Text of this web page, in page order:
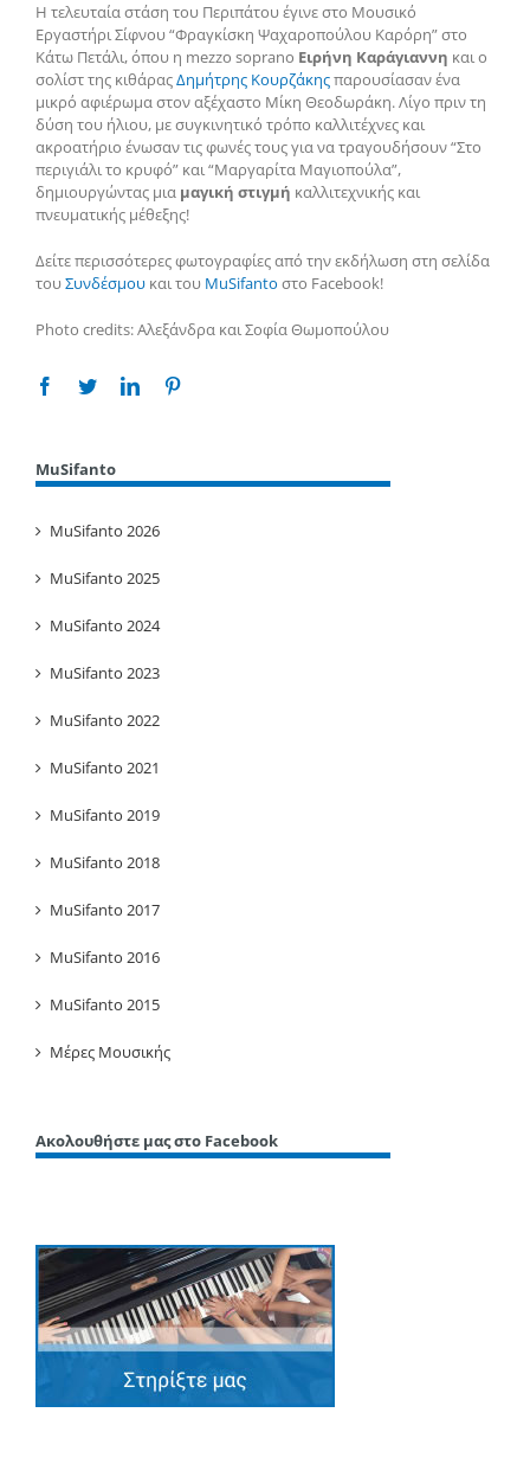
Η τελευταία στάση του Περιπάτου έγινε στο Μουσικό
Εργαστήρι Σίφνου “Φραγκίσκη Ψαχαροπούλου Καρόρη” στο
Κάτω Πετάλι, όπου η mezzo soprano Ειρήνη Καράγιαννη και ο
σολίστ της κιθάραςΔημήτρης Κουρζάκηςπαρουσίασαν ένα
μικρό αφιέρωμα στον αξέχαστο Μίκη Θεοδωράκη. Λίγο πριν τη
δύση του ήλιου, με συγκινητικό τρόπο καλλιτέχνες και
ακροατήριο ένωσαν τις φωνές τους για να τραγουδήσουν “Στο
περιγιάλι το κρυφό” και “Μαργαρίτα Μαγιοπούλα”,
δημιουργώντας μια μαγική στιγμή καλλιτεχνικής και
πνευματικής μέθεξης!
Δείτε περισσότερες φωτογραφίες από την εκδήλωση στη σελίδα
τουΣυνδέσμου και του MuSifanto στο Facebook!
Photo credits: Αλεξάνδρα και Σοφία Θωμοπούλου
Facebook
TwitterLinkedin
MuSifanto
MuSifanto 2026
MuSifanto 2025
MuSifanto 2024
MuSifanto 2023
MuSifanto 2022
MuSifanto 2021
MuSifanto 2019
MuSifanto 2018
MuSifanto 2017
MuSifanto 2016
MuSifanto 2015
Μέρες Μουσικής
Ακολουθήστε μας στο Facebook